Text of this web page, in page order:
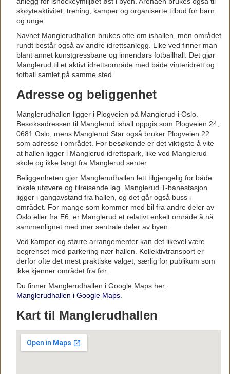
skøyteaktivitet, trening, kamper og organiserte tilbud for barn
og unge.
Navnet Manglerudhallen brukes ofte om ishallen, men området
rundt består også av andre idrettsanlegg. Like ved finner man
blant annet kunstgressbane og innendørs fotballhall. Det gjør
Manglerud til et aktivt idrettsområde med både vinteridrett og
fotball samlet på samme sted.
Adresse og beliggenhet
Manglerudhallen ligger i Plogveien på Manglerud i Oslo.
Besøksadressen til Manglerud ishall oppgis som Plogveien 24,
0681 Oslo, mens Manglerud Star også bruker Plogveien 22
som adresse i området. For besøkende er det viktigste å vite
at hallen ligger i Manglerud idrettspark, like ved Manglerud
skole og ikke langt fra Manglerud senter.
Beliggenheten gjør Manglerudhallen lett tilgjengelig for både
lokale utøvere og tilreisende lag. Manglerud T-banestasjon
ligger i gangavstand fra hallen, og det går også buss i
området. For mange som kommer med bil fra andre deler av
Oslo eller fra E6, er Manglerud et relativt enkelt område å nå
sammenlignet med mer sentrale deler av byen.
Ved kamper og større arrangementer kan det likevel være
begrenset med parkering nær hallen. Kollektivtransport er
derfor ofte det mest praktiske valget, særlig for publikum som
ikke kjenner området fra før.
Du finner Manglerudhallen i Google Maps her:
Manglerudhallen i Google Maps
Kart til Manglerudhallen